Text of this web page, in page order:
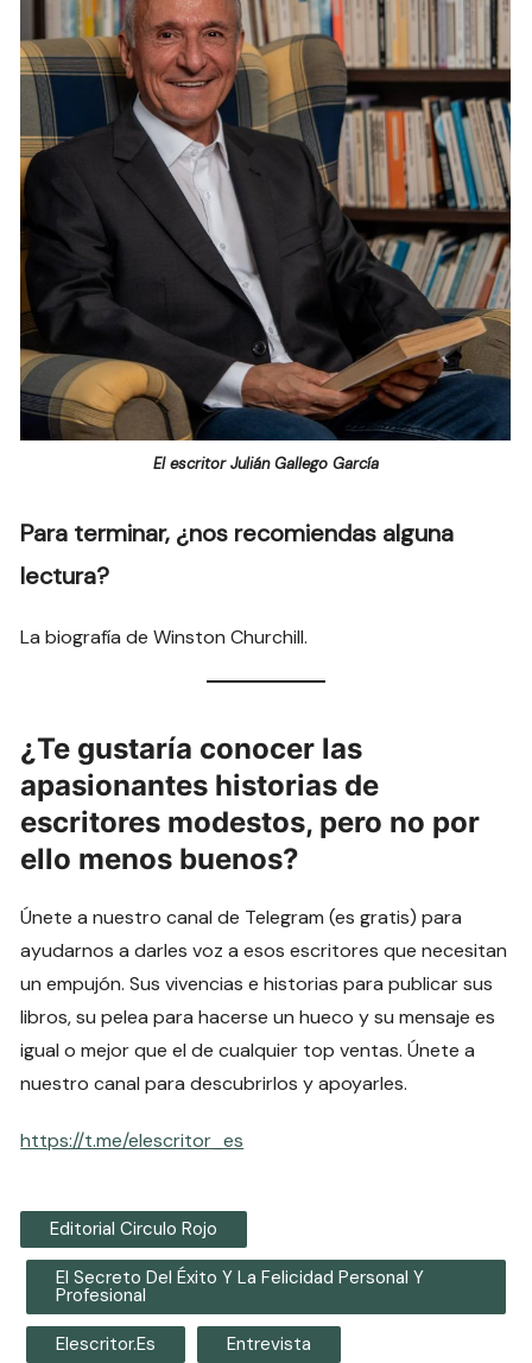
El escritor Julián Gallego García
Para terminar, ¿nos recomiendas alguna
lectura?
La biografía de Winston Churchill.
¿Te gustaría conocer las
apasionantes historias de
escritores modestos, pero no por
ello menos buenos?
Únete a nuestro canal de Telegram (es gratis) para
ayudarnos a darles voz a esos escritores que necesitan
un empujón. Sus vivencias e historias para publicar sus
libros, su pelea para hacerse un hueco y su mensaje es
igual o mejor que el de cualquier top ventas. Únete a
nuestro canal para descubrirlos y apoyarles.
https://t.me/elescritor_es
Editorial Circulo Rojo
El Secreto Del Éxito Y La Felicidad Personal Y
Profesional
Elescritor.es Entrevista